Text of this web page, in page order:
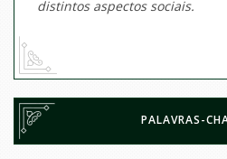
distintos aspectos sociais.
PALAVRAS-